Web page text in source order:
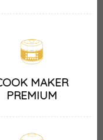
MAKER
PREMIUM